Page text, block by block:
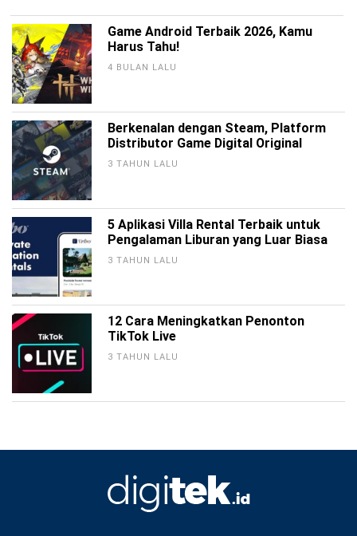
Game Android Terbaik 2026, Kamu
Harus Tahu!
4 BULAN LALU
Berkenalan dengan Steam, Platform
Distributor Game Digital Original
3 TAHUN LALU
5 Aplikasi Villa Rental Terbaik untuk
Pengalaman Liburan yang Luar Biasa
3 TAHUN LALU
12 Cara Meningkatkan Penonton
TikTok Live
3 TAHUN LALU